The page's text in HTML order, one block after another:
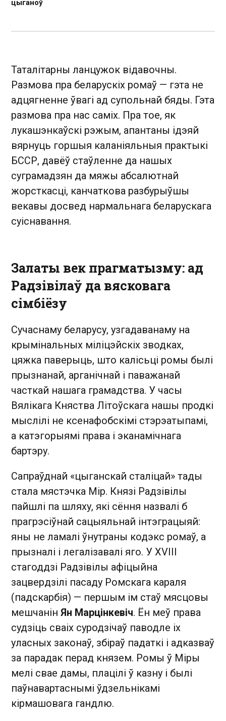
цыганоў
Таталітарны ланцужок відавочны.
Размова пра беларускіх ромаў — гэта не
адцягненне ўвагі ад супольнай бяды. Гэта
размова пра нас саміх. Пра тое, як
лукашэнкаўскі рэжым, апантаны ідэяй
вярнуць горшыя каланіяльныя практыкі
БССР, давёў стаўленне да нашых
суграмадзян да мяжы абсалютнай
жорсткасці, канчаткова разбурыўшы
векавы досвед нармальнага беларускага
суіснавання.
Залаты век прагматызму: ад
Радзівілаў да вясковага
сімбіёзу
Сучаснаму беларусу, узгадаванаму на
крымінальных міліцэйскіх зводках,
цяжка паверыць, што калісьці ромы былі
прызнанай, арганічнай і паважанай
часткай нашага грамадства. У часы
Вялікага Княства Літоўскага нашы продкі
мыслілі не ксенафобскімі стэрэатыпамі,
а катэгорыямі права і эканамічнага
бартэру.
Сапраўднай «цыганскай сталіцай» тады
стала мястэчка Мір. Князі Радзівілы
пайшлі па шляху, які сёння назвалі б
прагрэсіўнай сацыяльнай інтэграцыяй:
яны не ламалі ўнутраны кодэкс ромаў, а
прызналі і легалізавалі яго. У XVIII
стагоддзі Радзівілы афіцыйна
зацвердзілі пасаду Ромскага караля
(падскарбія) — першым ім стаў мясцовы
мешчанін Ян Марцінкевіч. Ён меў права
судзіць сваіх суродзічаў паводле іх
уласных законаў, збіраў падаткі і адказваў
за парадак перад князем. Ромы ў Міры
мелі свае дамы, плацілі ў казну і былі
паўнавартаснымі ўдзельнікамі
кірмашовага гандлю.